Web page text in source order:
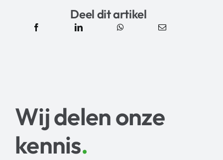
Deel dit artikel
Wij delen onze
kennis.